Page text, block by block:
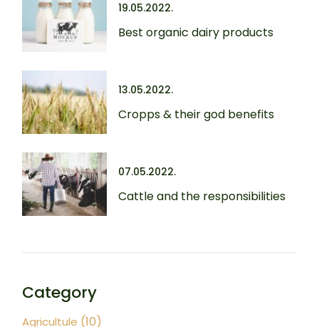
19.05.2022.
Best organic dairy products
13.05.2022.
Cropps & their god benefits
07.05.2022.
Cattle and the responsibilities
Category
Agricultule (10)